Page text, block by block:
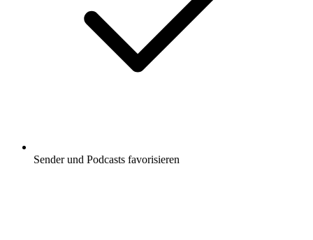
Sender und Podcasts favorisieren